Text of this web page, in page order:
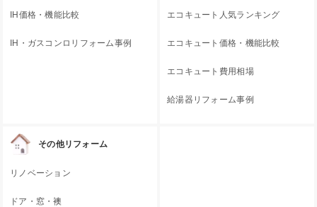
IH価格・機能比較
IH・ガスコンロリフォーム事例
エコキュート人気ランキング
エコキュート価格・機能比較
エコキュート費用相場
給湯器リフォーム事例
その他リフォーム
リノベーション
ドア・窓・襖